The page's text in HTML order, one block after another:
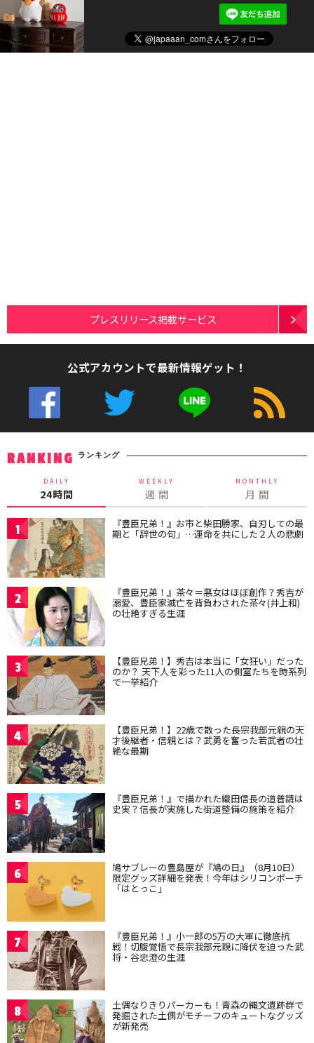
プレスリリース掲載サービス
公式アカウントで最新情報ゲット！
RANKING ランキング
DAILY
24時間
WEEKLY
週 間
MONTHLY
月 間
1 『豊臣兄弟！』お市と柴田勝家、自刃しての最
期と「辞世の句」…運命を共にした２人の悲劇
2 『豊臣兄弟！』茶々＝悪女はほぼ創作？秀吉が
溺愛、豊臣家滅亡を背負わされた茶々(井上和)
の壮絶すぎる生涯
3 【豊臣兄弟！】秀吉は本当に「女狂い」だった
のか？ 天下人を彩った11人の側室たちを時系列
で一挙紹介
4 【豊臣兄弟！】22歳で散った長宗我部元親の天
才後継者・信親とは？武勇を奮った若武者の壮
絶な最期
5 『豊臣兄弟！』で描かれた織田信長の道普請は
史実？信長が実施した街道整備の施策を紹介
6 鳩サブレーの豊島屋が『鳩の日』（8月10日）
限定グッズ詳細を発表！今年はシリコンポーチ
「はとっこ」
7 『豊臣兄弟！』小一郎の5万の大軍に徹底抗
戦！切腹覚悟で長宗我部元親に降伏を迫った武
将・谷忠澄の生涯
8 土偶なりきりパーカーも！青森の縄文遺跡群で
発掘された土偶がモチーフのキュートなグッズ
が新発売